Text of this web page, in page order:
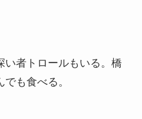
い者トロールもいる。橋
も食べる。